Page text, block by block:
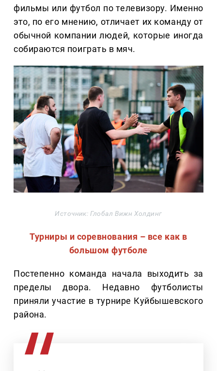
фильмы или футбол по телевизору. Именно
это, по его мнению, отличает их команду от
обычной компании людей, которые иногда
собираются поиграть в мяч.
Источник: Глобал Вижн Холдинг
Турниры и соревнования – все как в
большом футболе
Постепенно команда начала выходить за
пределы двора. Недавно футболисты
приняли участие в турнире Куйбышевского
района.